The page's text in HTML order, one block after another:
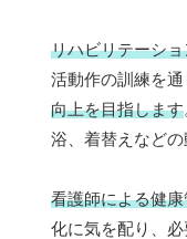
リハビリテーシ
活動作の訓練を通
向上を目指します
浴、着替えなどの
看護師による健
化に気を配り、